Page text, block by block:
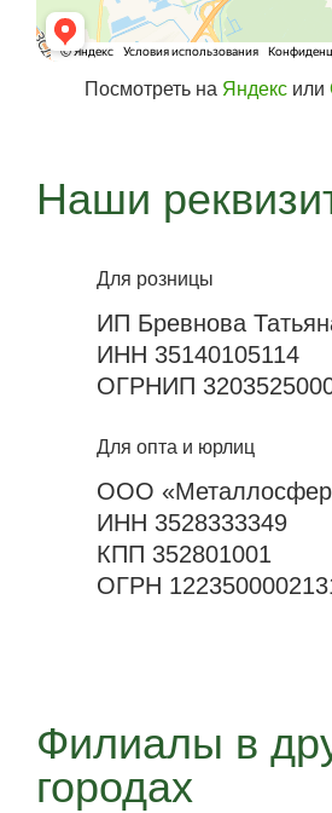
Посмотреть на Яндекс или
Наши
Для розницы
ИП Бревнова
ИНН 35140105114
ОГРНИП
Для опта и юрлиц
ООО
ИНН 3528333349
КПП 352801001
ОГРН
Филиалы в
городах